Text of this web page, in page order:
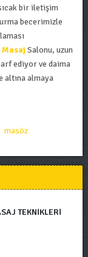
bir iletişim
becerimizle
MasajSalonu, uzun
ediyor ve daima
almaya
masöz
TEKNİKLERİ